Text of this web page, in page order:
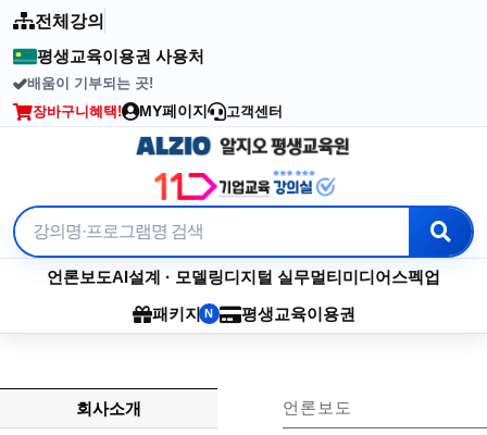
전체강의
평생교육이용권 사용처
배움이 기부되는 곳!
2003년부터 이어온 수강료 기부
장바구니 혜택! MY페이지 고객센터
언론보도AI설계 · 모델링디지털 실무멀티미디어스펙업
패키지 N 평생교육이용권
회사소개 언론보도